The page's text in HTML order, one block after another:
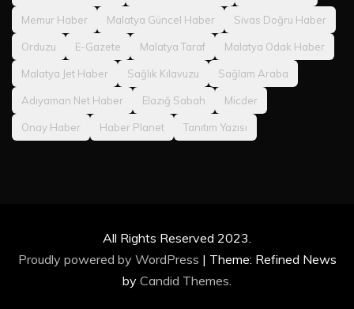
Memur Haber Malatya Güncel Haber Sivas Doğru Haber
Orduzu E-Gazete Malatya Taraf Malatya Odak Haber
Malatya Jet Haber Sağlık Kılavuzu Sağlam Araba
Adıyaman Net Haber Elazığ Sabah Micder
Onay Haber Haber Planet Tanıtım Yazısı
All Rights Reserved 2023.
Proudly powered by WordPress | Theme: Refined News
by Candid Themes.